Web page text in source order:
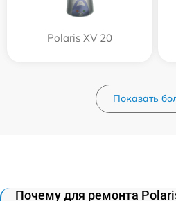
Polaris XV 20
Показать
Почему для ремонта